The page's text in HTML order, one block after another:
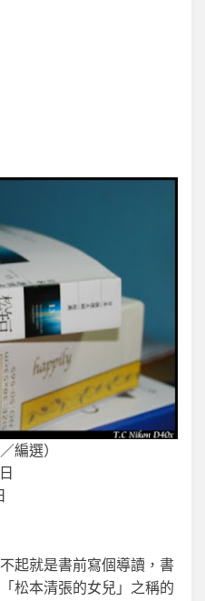
編選）
起就是書前寫個導讀，書
松本清張的女兒」之稱的